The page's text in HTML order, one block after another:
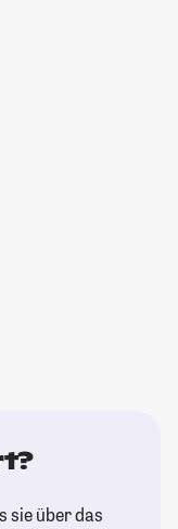
sie über das